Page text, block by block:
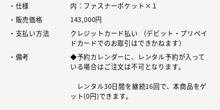
・仕様
内：ファスナーポケット×１
・販売価格
143,000円
・支払い方法
クレジットカード払い （デビット・プリペイ
ドカードでのお取引はできかねます）
・備考
◆予約カレンダーに、レンタル予約が入って
いる場合はご注文は不可となります。
レンタル30日間を継続16回で、本商品をゲ
ット(0円)できます。